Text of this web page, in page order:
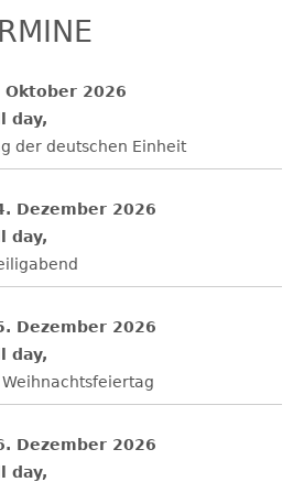
Oktober 2026
day,
der deutschen Einheit
Dezember 2026
day,
Dezember 2026
day,
Weihnachtsfeiertag
Dezember 2026
day,